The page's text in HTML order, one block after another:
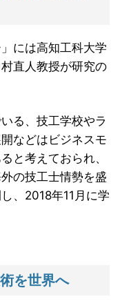
には高知工科大学
直人教授が研究の
る、技工学校やラ
などはビジネスモ
と考えておられ、
の技工士情勢を盛
、2018年11月に学
を世界へ